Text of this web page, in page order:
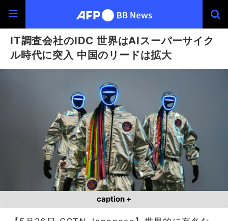
IT調査会社のIDC 世界はAIスーパーサイク
ル時代に突入 中国のリードは拡大
caption +